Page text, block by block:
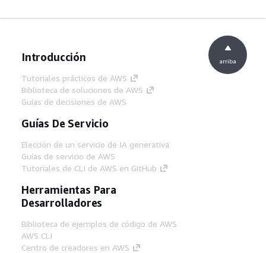
Introducción
Tutoriales prácticos de AWS
Biblioteca de soluciones de AWS
Guías de decisiones de AWS
Guías De Servicio
Elección de un servicio de IA generativa
Guías de servicio de AWS
Tutoriales de CLI de AWS en GitHub
Herramientas Para
Desarrolladores
Biblioteca de ejemplos de código de AWS
AWS CLI
Centro de creadores en AWS
arriba